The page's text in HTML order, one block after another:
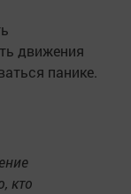
движения
панике.
кто